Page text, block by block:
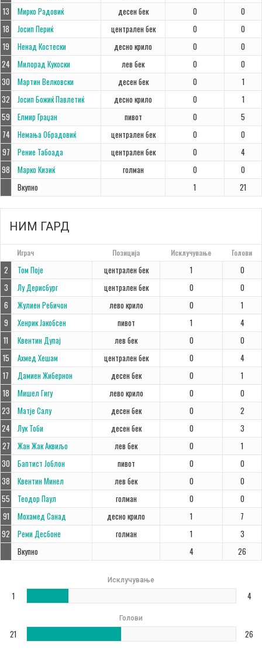
13
Мирко Радовиќ десен бек 0
0
18
Јосип Периќ централен бек 0
0
19
Ненад Костески десно крило 0
0
24
Милорад Кукоски лев бек 0
0
30
Мартин Велковски десен бек 0
1
32
Јосип Божиќ Павлетиќ десно крило 0
1
59
Елмир Граџан пивот 0
5
74
Немања Обрадовиќ централен бек 0
0
97
Рение Табоада централен бек 0
4
98
Марко Кизиќ голман 0
0
Вкупно
1 21
НИМ ГАРД
Играч Позиција Исклучување Голови
2 Том Поје централен бек 1
0
3
Лу Дерисбург централен бек 0
0
6
Жулиен Ребичон лево крило 0
1
9
Хенрик Јакобсен пивот 1
4
11
Квентин Дупај лев бек 0
0
15
Ахмед Хешам централен бек 0
4
17
Дамиен Жибернон десен бек 0
1
18
Мишел Гигу лево крило 0
0
23
Матје Салу десен бек 0
2
24
Лук Тоби десен бек 0
3
27
Жан Жак Аквиљо лев бек 0
1
30
Баптист Јоблон пивот 0
0
38
Квентин Минел лев бек 0
0
55
Теодор Паул голман 0
0
91
Мохамед Санад десно крило 1
7
92
Реми Десбоне голман 1
3
Вкупно
4 26
Исклучување
1 4
Голови
21 26